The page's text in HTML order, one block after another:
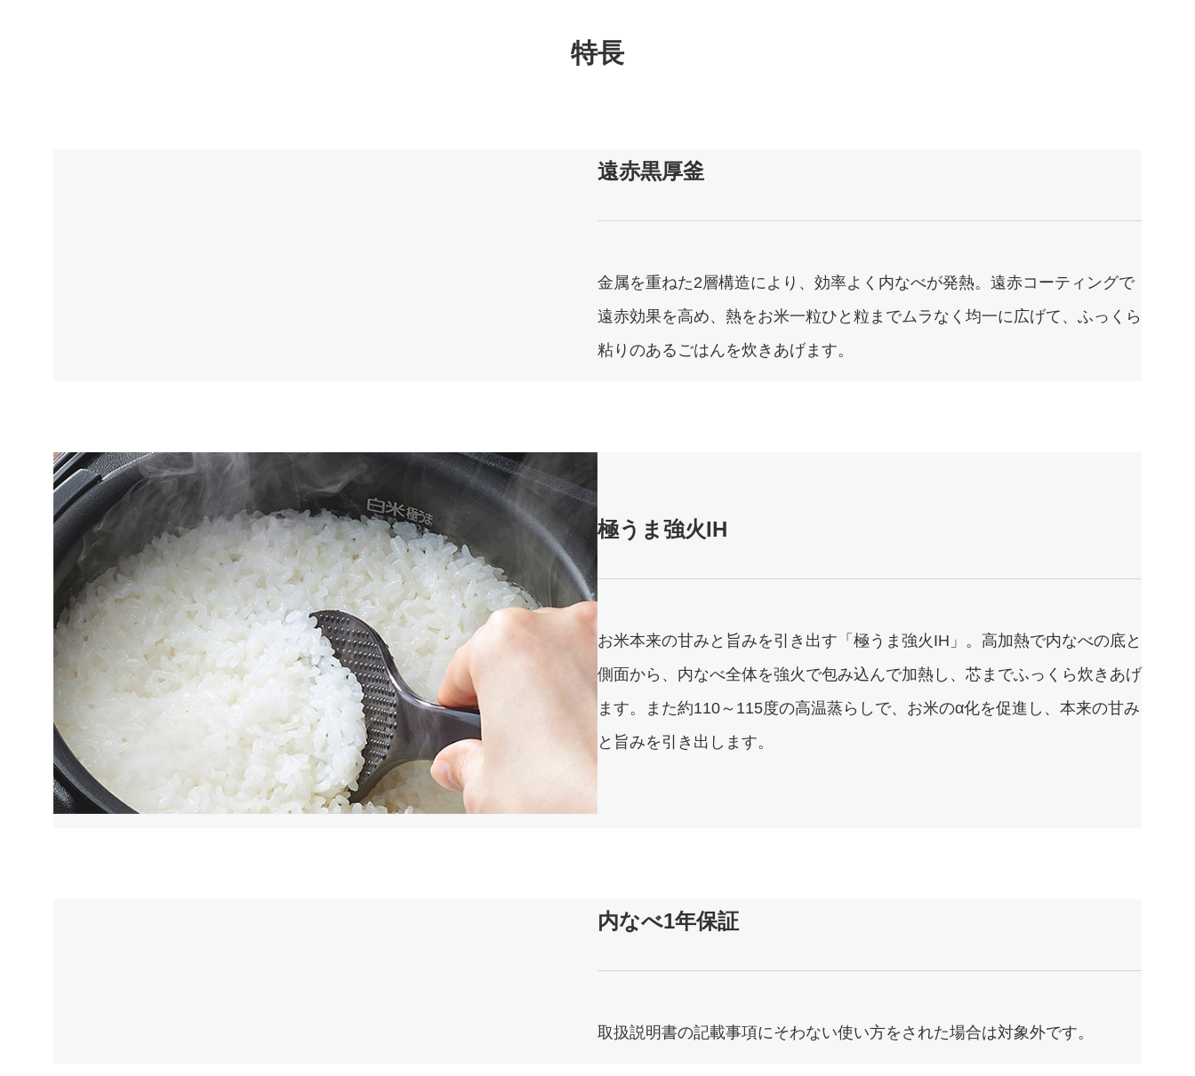
特長
遠赤黒厚釜
金属を重ねた2層構造により、効率よく内なべが発熱。遠赤コーティングで
遠赤効果を高め、熱をお米一粒ひと粒までムラなく均一に広げて、ふっくら
粘りのあるごはんを炊きあげます。
極うま強火IH
お米本来の甘みと旨みを引き出す「極うま強火IH」。高加熱で内なべの底と
側面から、内なべ全体を強火で包み込んで加熱し、芯までふっくら炊きあげ
ます。また約110～115度の高温蒸らしで、お米のα化を促進し、本来の甘み
と旨みを引き出します。
内なべ1年保証
取扱説明書の記載事項にそわない使い方をされた場合は対象外です。